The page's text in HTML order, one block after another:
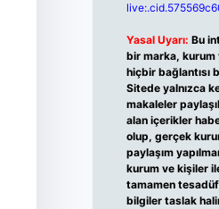
Yasal Uyarı: Bu
bir marka, kurum
hiçbir bağlantısı
Sitede yalnızca
makaleler
alan içerikler
olup, gerçek
paylaşım
kurum ve kişiler
tamamen
bilgiler taslak